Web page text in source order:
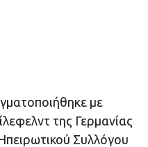
με
της Γερμανίας
Συλλόγου